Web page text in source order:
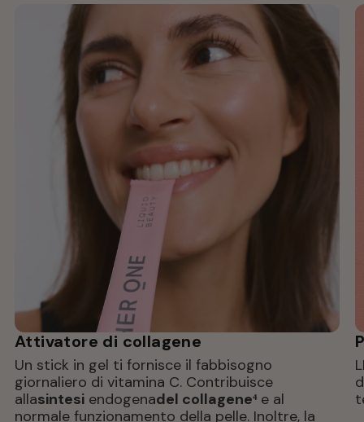
Attivatore di collagene
Un stick in gel ti fornisce il fabbisogno
giornaliero di vitamina C. Contribuisce
allasintesi endogenadel collagene⁴ e al
normale funzionamento della pelle. Inoltre, la